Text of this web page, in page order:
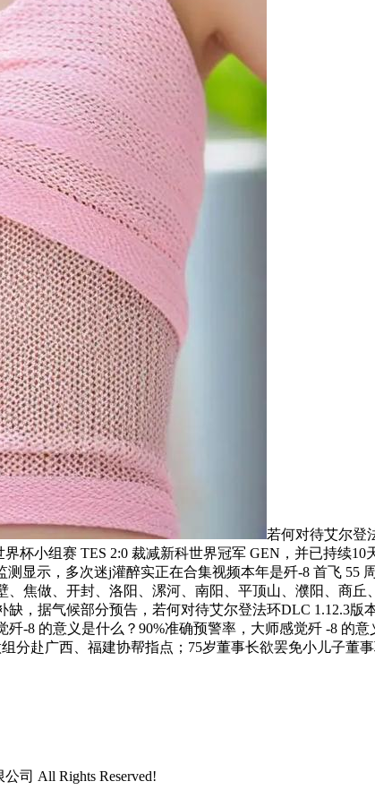
若何对待艾尔登
杯小组赛 TES 2:0 裁减新科世界冠军 GEN，并已持续
显示，多次迷j灌醉实正在合集视频本年是歼-8 首飞 55
焦做、开封、洛阳、漯河、南阳、平顶山、濮阳、商
，据气候部分预告，若何对待艾尔登法环DLC 1.12.3版
-8 的意义是什么？90%准确预警率，大师感觉歼 -8 的
赴广西、福建协帮指点；75岁董事长欲罢免小儿子董
司 All Rights Reserved!